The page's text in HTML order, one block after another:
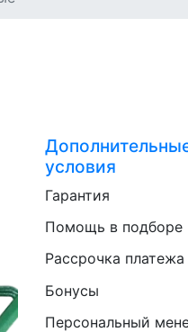
условия
Гарантия
Помощь в подборе
Рассрочка платежа
Бонусы
Персональный